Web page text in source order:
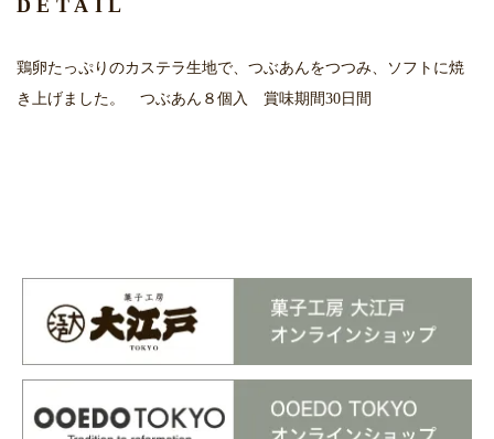
DETAIL
鶏卵たっぷりのカステラ生地で、つぶあんをつつみ、ソフトに焼
き上げました。 つぶあん８個入 賞味期間30日間